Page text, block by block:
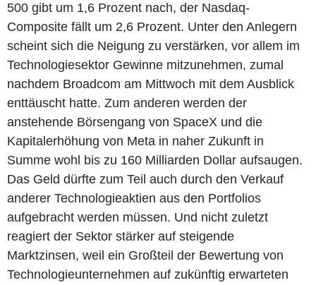
500 gibt um 1,6 Prozent nach, der Nasdaq-
Composite fällt um 2,6 Prozent. Unter den Anlegern
scheint sich die Neigung zu verstärken, vor allem im
Technologiesektor Gewinne mitzunehmen, zumal
nachdem Broadcom am Mittwoch mit dem Ausblick
enttäuscht hatte. Zum anderen werden der
anstehende Börsengang von SpaceX und die
Kapitalerhöhung von Meta in naher Zukunft in
Summe wohl bis zu 160 Milliarden Dollar aufsaugen.
Das Geld dürfte zum Teil auch durch den Verkauf
anderer Technologieaktien aus den Portfolios
aufgebracht werden müssen. Und nicht zuletzt
reagiert der Sektor stärker auf steigende
Marktzinsen, weil ein Großteil der Bewertung von
Technologieunternehmen auf zukünftig erwarteten